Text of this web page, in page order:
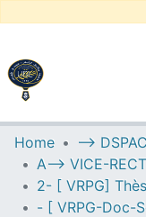
UNIVERSITY
Communities &
All of DSpace
Home